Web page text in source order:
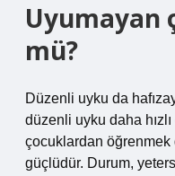
Uyumayan
mü?
Düzenli uyku da
düzenli uyku daha
çocuklardan öğrenmek
güçlüdür. Durum,